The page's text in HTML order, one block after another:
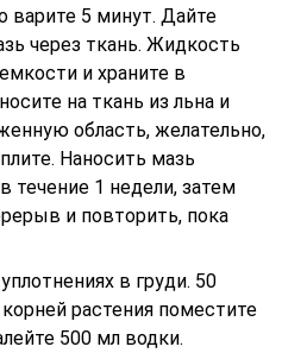
варите 5 минут. Дайте
через ткань. Жидкость
и храните в
на ткань из льна и
область, желательно,
Наносить мазь
течение 1 недели, затем
и повторить, пока
в груди. 50
растения поместите
500 мл водки.